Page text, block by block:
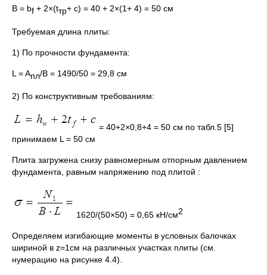
В = bf + 2×(tтр+ с) = 40 + 2×(1+ 4) = 50 см
Требуемая длина плиты:
1) По прочности фундамента:
L = Aпл/B = 1490/50 = 29,8 см
2) По конструктивным требованиям:
= 40+2×0,8+4 = 50 см по табл.5 [5]
принимаем L = 50 см
Плита загружена снизу равномерным отпорным давлением
фундамента, равным напряжению под плитой :
1620/(50×50) = 0,65 кН/см2
Определяем изгибающие моменты в условных балочках
шириной в z=1см на различных участках плиты (см.
нумерацию на рисунке 4.4).